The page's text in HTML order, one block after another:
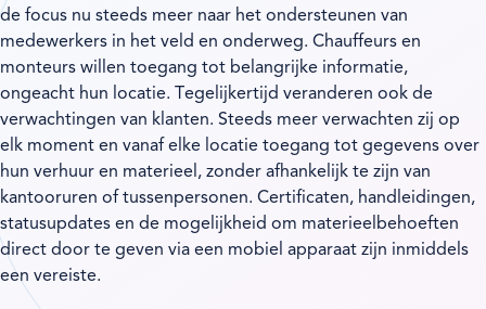
de focus nu steeds meer naar het ondersteunen van
medewerkers in het veld en onderweg. Chauffeurs en
monteurs willen toegang tot belangrijke informatie,
ongeacht hun locatie. Tegelijkertijd veranderen ook de
verwachtingen van klanten. Steeds meer verwachten zij op
elk moment en vanaf elke locatie toegang tot gegevens over
hun verhuur en materieel, zonder afhankelijk te zijn van
kantooruren of tussenpersonen. Certificaten, handleidingen,
statusupdates en de mogelijkheid om materieelbehoeften
direct door te geven via een mobiel apparaat zijn inmiddels
een vereiste.